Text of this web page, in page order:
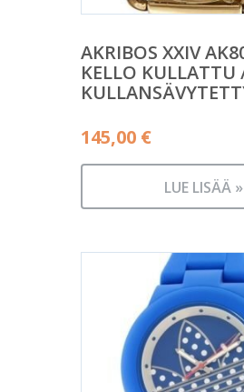
AKRIBOS XXIV
KELLO KULLATTU
145,00 €
LUE LISÄÄ »